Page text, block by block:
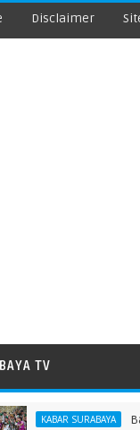
Disclaimer
TV
SURABAYA Bajul Ijo